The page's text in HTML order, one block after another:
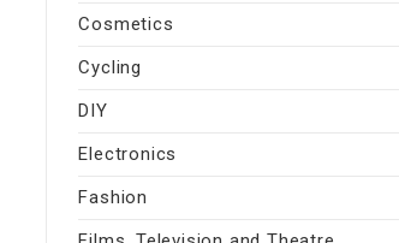
Cosmetics
Cycling
DIY
Electronics
Fashion